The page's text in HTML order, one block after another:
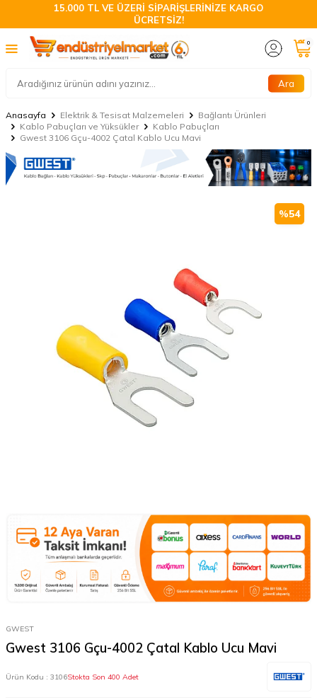
15.000 TL VE ÜZERİ SİPARİŞLERİNİZE KARGO
ÜCRETSİZ!
Ara
0
Anasayfa Elektrik & Tesisat Malzemeleri
Bağlantı Ürünleri
Kablo Pabuçları ve Yüksükler
Kablo Pabuçları
Gwest 3106 Gçu-4002 Çatal Kablo Ucu Mavi
%54
GWEST
Gwest 3106 Gçu-4002 Çatal Kablo Ucu Mavi
Ürün Kodu : 3106Stokta Son 400 Adet